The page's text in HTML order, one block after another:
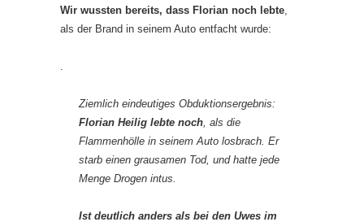
Wir wussten bereits, dass Florian noch lebte,
als der Brand in seinem Auto entfacht wurde:
.
Ziemlich eindeutiges Obduktionsergebnis:
Florian Heilig lebte noch, als die
Flammenhölle in seinem Auto losbrach. Er
starb einen grausamen Tod, und hatte jede
Menge Drogen intus.
Ist deutlich anders als bei den Uwes im